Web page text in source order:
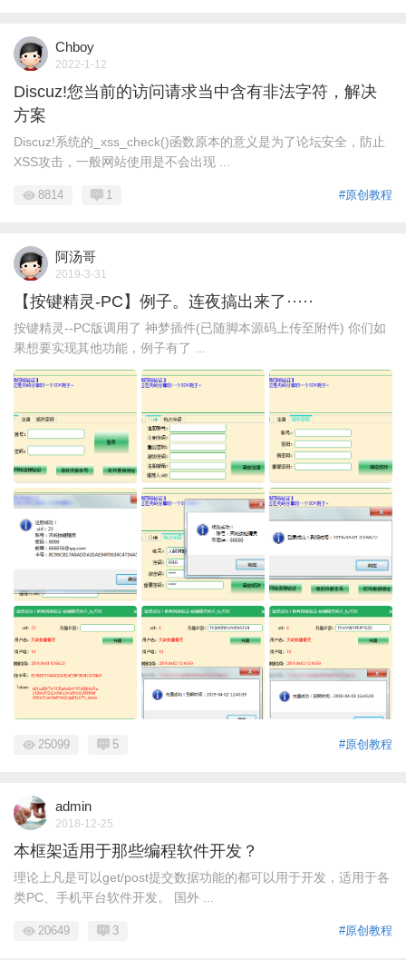
Chboy
2022-1-12
Discuz!您当前的访问请求当中含有非法字符，解决
方案
Discuz!系统的_xss_check()函数原本的意义是为了论坛安全，防止
XSS攻击，一般网站使用是不会出现 ...
#原创教程
8814 1
阿汤哥
2019-3-31
【按键精灵-PC】例子。连夜搞出来了·····
按键精灵--PC版调用了 神梦插件(已随脚本源码上传至附件) 你们如
果想要实现其他功能，例子有了 ...
#原创教程
25099 5
admin
2018-12-25
本框架适用于那些编程软件开发？
理论上凡是可以get/post提交数据功能的都可以用于开发，适用于各
类PC、手机平台软件开发。 国外 ...
#原创教程
20649 3